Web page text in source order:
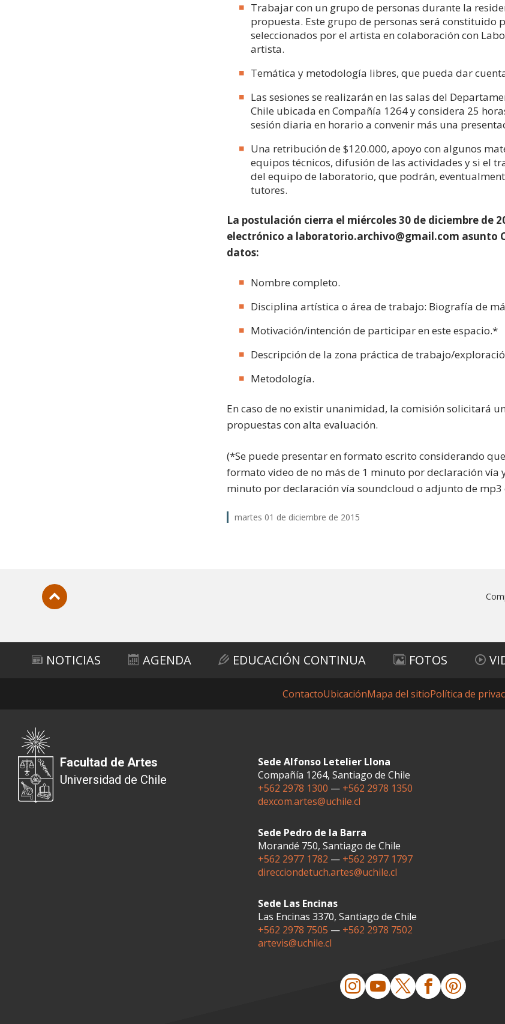
Trabajar con un grupo de personas durante la
propuesta. Este grupo de personas será
seleccionados por el artista en colaboración con
artista.
Temática y metodología libres, que pueda dar
Las sesiones se realizarán en las salas del
Chile ubicada en Compañía 1264 y considera 25
sesión diaria en horario a convenir más una
Una retribución de $120.000, apoyo con algunos
equipos técnicos, difusión de las actividades y si el
del equipo de laboratorio, que podrán,
tutores.
La postulación cierra el miércoles 30 de diciembre de
electrónico a laboratorio.archivo@gmail.com asunto
datos:
Nombre completo.
Disciplina artística o área de trabajo: Biografía de
Motivación/intención de participar en este espacio.*
Descripción de la zona práctica de trabajo/
Metodología.
En caso de no existir unanimidad, la comisión solicitará
propuestas con alta evaluación.
(*Se puede presentar en formato escrito considerando
formato video de no más de 1 minuto por declaración vía
minuto por declaración vía soundcloud o adjunto de mp3
martes 01 de diciembre de 2015
NOTICIAS AGENDA EDUCACIÓN CONTINUA FOTOS
ContactoUbicaciónMapa del sitioPolítica de
Facultad de Artes
Universidad de Chile
Sede Alfonso Letelier Llona
Compañía 1264, Santiago de Chile
+562 2978 1300 — +562 2978 1350
dexcom.artes@uchile.cl
Sede Pedro de la Barra
Morandé 750, Santiago de Chile
+562 2977 1782 — +562 2977 1797
direcciondetuch.artes@uchile.cl
Sede Las Encinas
Las Encinas 3370, Santiago de Chile
+562 2978 7505 — +562 2978 7502
artevis@uchile.cl